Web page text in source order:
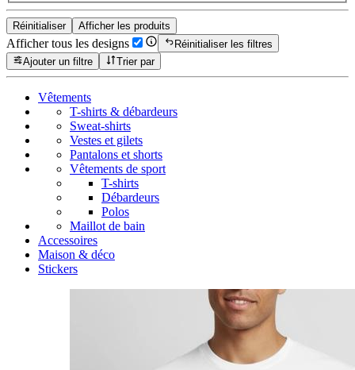
Réinitialiser Afficher les produits
Afficher tous les designs
Réinitialiser les filtres
Ajouter un filtre
Trier par
Vêtements
T-shirts & débardeurs
Sweat-shirts
Vestes et gilets
Pantalons et shorts
Vêtements de sport
T-shirts
Débardeurs
Polos
Maillot de bain
Accessoires
Maison & déco
Stickers